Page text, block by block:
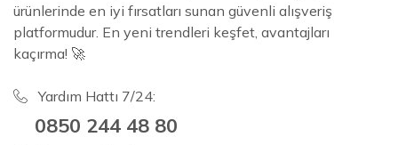
ürünlerinde en iyi fırsatları sunan güvenli alışveriş
platformudur. En yeni trendleri keşfet, avantajları
kaçırma! 🚀
Yardım Hattı 7/24:
0850 244 48 80